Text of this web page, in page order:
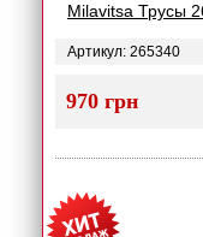
Milavitsa Трусы
Артикул: 265340
970 грн